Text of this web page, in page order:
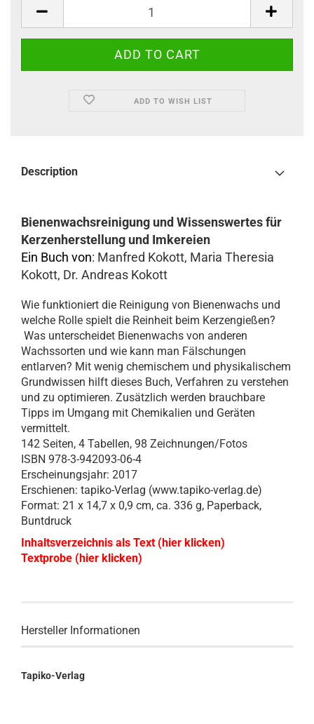
ADD TO WISH LIST
Description
Bienenwachsreinigung und Wissenswertes für
Kerzenherstellung und Imkereien
Ein Buch von: Manfred Kokott, Maria Theresia
Kokott, Dr. Andreas Kokott
Wie funktioniert die Reinigung von Bienenwachs und
welche Rolle spielt die Reinheit beim Kerzengießen?
Was unterscheidet Bienenwachs von anderen
Wachssorten und wie kann man Fälschungen
entlarven? Mit wenig chemischem und physikalischem
Grundwissen hilft dieses Buch, Verfahren zu verstehen
und zu optimieren. Zusätzlich werden brauchbare
Tipps im Umgang mit Chemikalien und Geräten
vermittelt.
142 Seiten, 4 Tabellen, 98 Zeichnungen/Fotos
ISBN 978-3-942093-06-4
Erscheinungsjahr: 2017
Erschienen: tapiko-Verlag (www.tapiko-verlag.de)
Format: 21 x 14,7 x 0,9 cm, ca. 336 g, Paperback,
Buntdruck
Inhaltsverzeichnis als Text (hier klicken)
Textprobe (hier klicken)
Hersteller Informationen
Tapiko-Verlag